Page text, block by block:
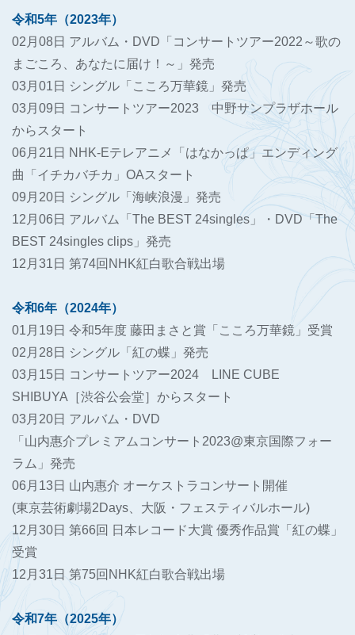
令和5年（2023年）
02月08日 アルバム・DVD「コンサートツアー2022～歌の
まごころ、あなたに届け！～」発売
03月01日 シングル「こころ万華鏡」発売
03月09日 コンサートツアー2023 中野サンプラザホール
からスタート
06月21日 NHK-Eテレアニメ「はなかっぱ」エンディング
曲「イチカバチカ」OAスタート
09月20日 シングル「海峡浪漫」発売
12月06日 アルバム「The BEST 24singles」・DVD「The
BEST 24singles clips」発売
12月31日 第74回NHK紅白歌合戦出場
令和6年（2024年）
01月19日 令和5年度 藤田まさと賞「こころ万華鏡」受賞
02月28日 シングル「紅の蝶」発売
03月15日 コンサートツアー2024 LINE CUBE
SHIBUYA［渋谷公会堂］からスタート
03月20日 アルバム・DVD
「山内惠介プレミアムコンサート2023@東京国際フォー
ラム」発売
06月13日 山内惠介 オーケストラコンサート開催
(東京芸術劇場2Days、大阪・フェスティバルホール)
12月30日 第66回 日本レコード大賞 優秀作品賞「紅の蝶」
受賞
12月31日 第75回NHK紅白歌合戦出場
令和7年（2025年）